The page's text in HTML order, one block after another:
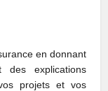
en donnant
des explications
projets et vos